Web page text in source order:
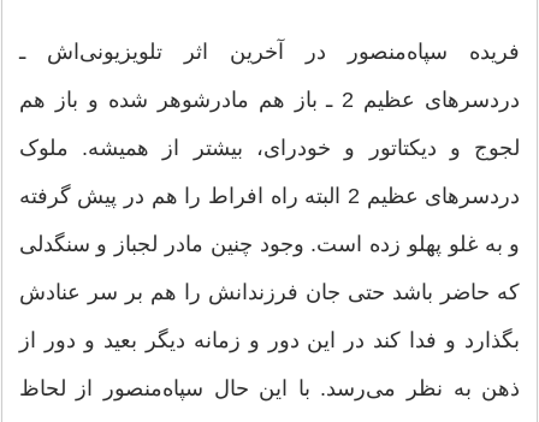
فریده سپاه‌منصور در آخرین اثر تلویزیونی‌‌اش ـ
دردسرهای عظیم 2 ـ باز هم مادرشوهر شده و باز هم
لجوج و دیکتاتور و خودرای، بیشتر از همیشه. ملوک
دردسرهای عظیم 2 البته راه افراط را هم در پیش گرفته
و به غلو پهلو زده است. وجود چنین مادر لجباز و سنگدلی
که حاضر باشد حتی جان فرزندانش را هم بر سر عنادش
بگذارد و فدا کند در این دور و زمانه دیگر بعید و دور از
ذهن به نظر می‌رسد. با این حال سپاه‌منصور از لحاظ